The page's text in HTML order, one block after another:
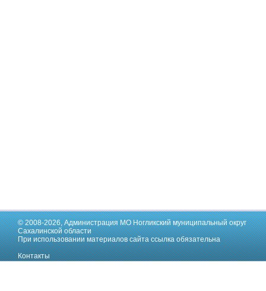
© 2008-2026,Администрация МО Ногликский муниципальный округ
Сахалинской области
При использовании материалов сайта ссылка обязательна
Контакты